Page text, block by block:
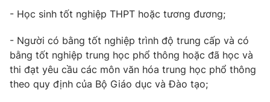
Vũ Thanh Thủy
Phó Tổng Biên tập: Nguyễn Thị Mỹ Hạnh, Phạm Quốc Thắng,
Nguyễn Trọng Ninh
Tổng đài VTV:024.38 355 931 - 024.38 355 932
Ðiện thoại Thời báo VTV: 024.66 897 897
- Học sinh tốt nghiệp THPT hoặc tương đương;
- Người có bằng tốt nghiệp trình độ trung cấp và có
bằng tốt nghiệp trung học phổ thông hoặc đã học và
thi đạt yêu cầu các môn văn hóa trung học phổ thông
theo quy định của Bộ Giáo dục và Đào tạo;